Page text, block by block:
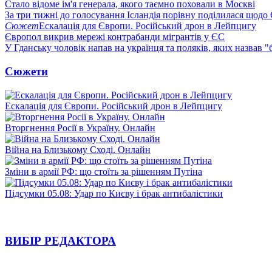
Стало відоме ім'я генерала, якого таємно поховали в Москві
За три тижні до голосування Ісландія порівну поділилася
СюжетЕскалація для Європи. Російський дрон в Лейпцигу
Європол викрив мережі контрабанди мігрантів у ЄС
У Гданську чоловік напав на українця та поляків, яких назвав
Сюжети
Ескалація для Європи. Російський дрон в Лейпцигу
Вторгнення Росії в Україну. Онлайн
Війна на Близькому Сході. Онлайн
Зміни в армії РФ: що стоїть за рішенням Путіна
Підсумки 05.08: Удар по Києву і брак антибалістики
ВИБІР РЕДАКТОРА